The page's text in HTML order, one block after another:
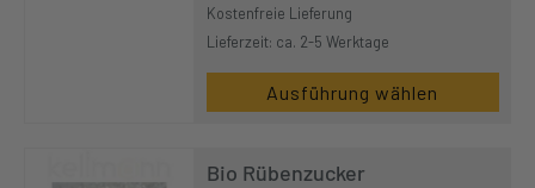
Kostenfreie Lieferung
Lieferzeit: ca. 2-5 Werktage
Ausführung wählen
Bio Rübenzucker